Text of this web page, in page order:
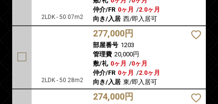
2LDK - 50.07m2
仲介/FR 0ヶ月 /2.0ヶ月
向き/入居 西/即入居可
2LDK - 50.28m2
277,000円
部屋番号 1203
管理費 20,000円
敷/礼 0ヶ月 /0ヶ月
仲介/FR 0ヶ月 /2.0ヶ月
向き/入居 東/即入居可
274,000円